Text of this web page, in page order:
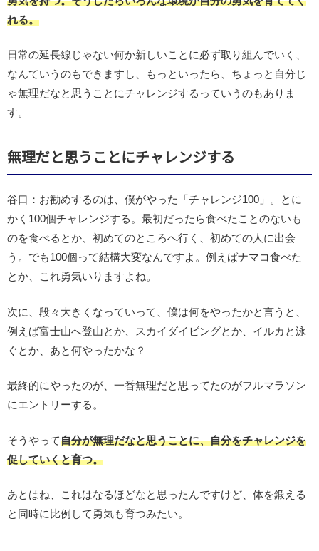
れる。
日常の延長線じゃない何か新しいことに必ず取り組んでいく、
なんていうのもできますし、もっといったら、ちょっと自分じ
ゃ無理だなと思うことにチャレンジするっていうのもありま
す。
無理だと思うことにチャレンジする
谷口：お勧めするのは、僕がやった「チャレンジ100」。とに
かく100個チャレンジする。最初だったら食べたことのないも
のを食べるとか、初めてのところへ行く、初めての人に出会
う。でも100個って結構大変なんですよ。例えばナマコ食べた
とか、これ勇気いりますよね。
次に、段々大きくなっていって、僕は何をやったかと言うと、
例えば富士山へ登山とか、スカイダイビングとか、イルカと泳
ぐとか、あと何やったかな？
最終的にやったのが、一番無理だと思ってたのがフルマラソン
にエントリーする。
そうやって自分が無理だなと思うことに、自分をチャレンジを
促していくと育つ。
あとはね、これはなるほどなと思ったんですけど、体を鍛える
と同時に比例して勇気も育つみたい。